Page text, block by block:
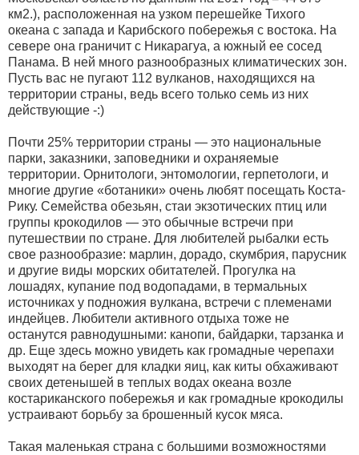
км2.), расположенная на узком перешейке Тихого
океана с запада и Карибского побережья с востока. На
севере она граничит с Никарагуа, а южный ее сосед
Панама. В ней много разнообразных климатических зон.
Пусть вас не пугают 112 вулканов, находящихся на
территории страны, ведь всего только семь из них
действующие -:)
Почти 25% территории страны — это национальные
парки, заказники, заповедники и охраняемые
территории. Орнитологи, энтомологии, герпетологи, и
многие другие «ботаники» очень любят посещать Коста-
Рику. Семейства обезьян, стаи экзотических птиц или
группы крокодилов — это обычные встречи при
путешествии по стране. Для любителей рыбалки есть
свое разнообразие: марлин, дорадо, скумбрия, парусник
и другие виды морских обитателей. Прогулка на
лошадях, купание под водопадами, в термальных
источниках у подножия вулкана, встречи с племенами
индейцев. Любители активного отдыха тоже не
останутся равнодушными: канопи, байдарки, тарзанка и
др. Еще здесь можно увидеть как громадные черепахи
выходят на берег для кладки яиц, как киты обхаживают
своих детенышей в теплых водах океана возле
костариканского побережья и как громадные крокодилы
устраивают борьбу за брошенный кусок мяса.
Такая маленькая страна с большими возможностями